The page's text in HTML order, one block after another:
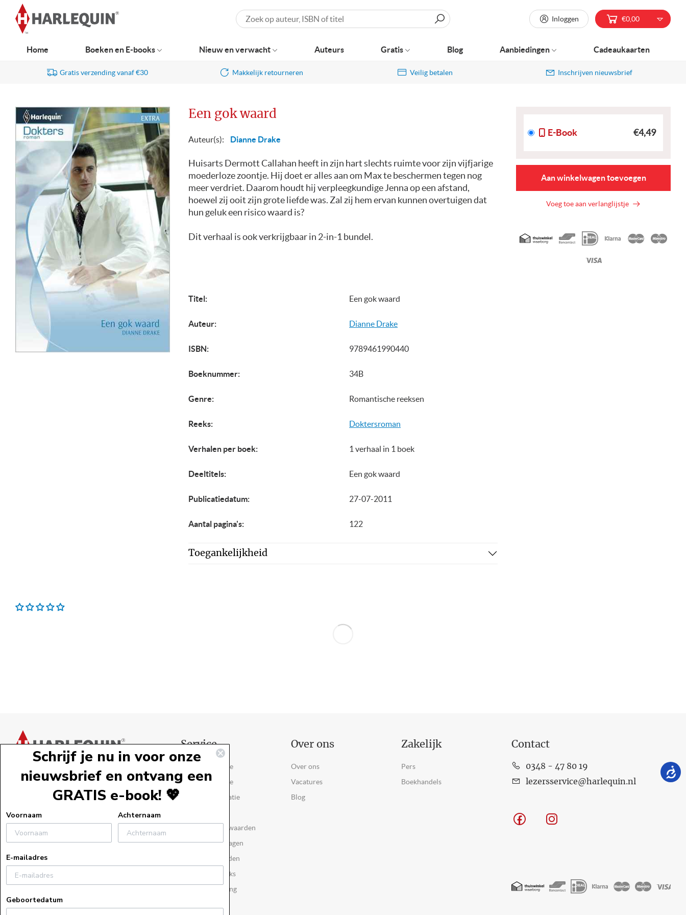
navigatie
Gratis verzending vanaf €30 Makkelijk retourneren Veilig betalen Inschrijven nieuwsbrief
Een gok waard
Auteur(s): Dianne Drake
Huisarts Dermott Callahan heeft in zijn hart slechts ruimte voor zijn vijfjarige
moederloze zoontje. Hij doet er alles aan om Max te beschermen tegen nog
meer verdriet. Daarom houdt hij verpleegkundige Jenna op een afstand,
hoewel zij ooit zijn grote liefde was. Zal zij hem ervan kunnen overtuigen dat
hun geluk een risico waard is?
Dit verhaal is ook verkrijgbaar in 2-in-1 bundel.
Titel: Een gok waard
Auteur: Dianne Drake
ISBN: 9789461990440
Boeknummer: 34B
Genre: Romantische reeksen
Reeks: Doktersroman
Verhalen per boek: 1 verhaal in 1 boek
Deeltitels: Een gok waard
Publicatiedatum: 27-07-2011
Aantal pagina's: 122
Toegankelijkheid
E-Book €4,49
Aan winkelwagen toevoegen
Voeg toe aan verlanglijstje
Geaccepteerde
betaalmethoden
Zoeken Inloggen €0,00
Home Boeken en E-books Nieuw en verwacht Auteurs Gratis Blog Aanbiedingen Cadeaukaarten
Service
Webshopservice
Bestelinformatie
Verzendinformatie
Algemene voorwaarden
Veelgestelde vragen
Actievoorwaarden
Uitleg bij e-books
Privacyverklaring
Over ons
Over ons
Vacatures
Blog
Zakelijk
Pers
Boekhandels
Contact
0348 - 47 80 19
lezersservice@harlequin.nl
Facebook
Geaccepteerde
betaalmethoden
Schrijf je nu in voor onze
nieuwsbrief en ontvang een
GRATIS e-book! 💖
Voornaam Achternaam
E-mailadres
Geboortedatum